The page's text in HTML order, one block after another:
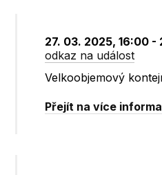
27. 03. 2025, 16:00 -
odkaz na událost
Velkoobjemový
Přejít na více